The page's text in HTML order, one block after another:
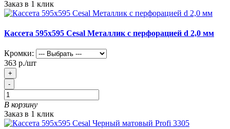
Заказ в 1 клик
Кассета 595х595 Cesal Металлик с перфорацией d 2,0 мм
Кромки:
363 р./шт
+
-
В корзину
Заказ в 1 клик